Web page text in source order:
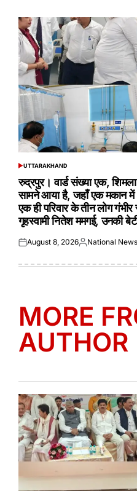
POSTED
UTTARAKHAND
रुद्रपुर। वार्ड संख्या एक,
सामने आया है, जहाँ एक मकान
एक ही परिवार के तीन लोग
गृहस्वामी नितेश ममगई, उनकी
Posted
August 8, 2026Posted
National
MORE
AUTHOR